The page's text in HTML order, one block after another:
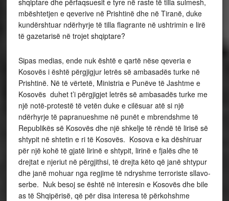
shqiptare dhe përfaqsuesit e tyre në raste të tilla sulmesh,
mbështetjen e qeverive në Prishtinë dhe në Tiranë, duke
kundërshtuar ndërhyrje të tilla flagrante në ushtrimin e lirë
të gazetarisë në trojet shqiptare?
Sipas medias, ende nuk është e qartë nëse qeveria e
Kosovës i është përgjigjur letrës së ambasadës turke në
Prishtinë. Në të vërtetë, Ministria e Punëve të Jashtme e
Kosovës duhet t’i përgjigjet letrës së ambasadës turke me
një notë-protestë të vetën duke e cilësuar atë si një
ndërhyrje të papranueshme në punët e mbrendshme të
Republikës së Kosovës dhe një shkelje të rëndë të lirisë së
shtypit në shtetin e ri të Kosovës. Kosova e ka dëshiruar
për një kohë të gjatë lirinë e shtypit, lirinë e fjalës dhe të
drejtat e njeriut në përgjithsi, të drejta këto që janë shtypur
dhe janë mohuar nga regjime të ndryshme terroriste sllavo-
serbe. Nuk besoj se është në interesin e Kosovës dhe bile
as të Shqipërisë, që për disa interesa të përkohshme